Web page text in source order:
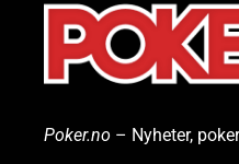
Poker.no – Nyheter,